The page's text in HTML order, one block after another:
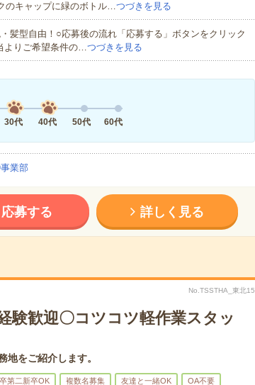
のキャップに緑のボトル…つづきを見る
髪型自由！○応募後の流れ「応募する」ボタンをクリック
よりご希望条件の…つづきを見る
30代 40代 50代 60代
業部
応募する 詳しく見る
No.TSSTHA_東北15
験歓迎〇コツコツ軽作業スタッ
をご紹介します。
第二新卒OK 複数名募集 友達と一緒OK OA不要